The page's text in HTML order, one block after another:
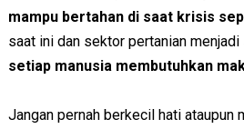
mampu bertahan di saat krisis
saat ini dan sektor pertanian
setiap manusia membutuhkan
Jangan pernah berkecil hati ataupun